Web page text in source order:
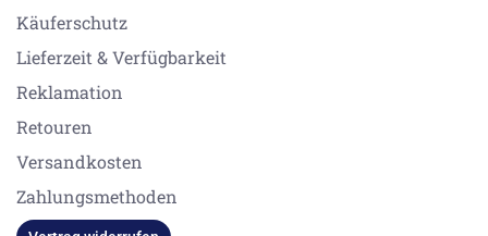
Käuferschutz
Lieferzeit & Verfügbarkeit
Reklamation
Retouren
Versandkosten
Zahlungsmethoden